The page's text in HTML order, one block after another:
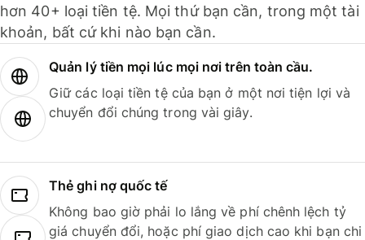
hơn 40+ loại tiền tệ. Mọi thứ bạn cần, trong một tài
khoản, bất cứ khi nào bạn cần.
Quản lý tiền mọi lúc mọi nơi trên toàn cầu.
Giữ các loại tiền tệ của bạn ở một nơi tiện lợi và
chuyển đổi chúng trong vài giây.
Thẻ ghi nợ quốc tế
Không bao giờ phải lo lắng về phí chênh lệch tỷ
giá chuyển đổi, hoặc phí giao dịch cao khi bạn chi